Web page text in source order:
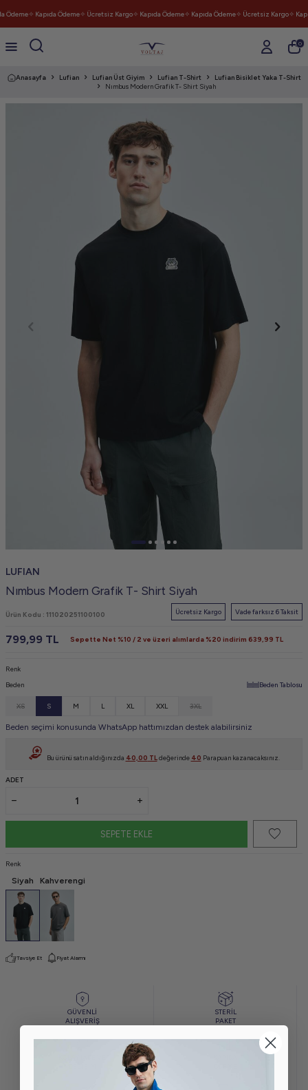
Ödeme✧ Kapıda Ödeme✧ Ücretsiz Kargo✧ Kapıda Ödeme✧ Kapıda Ödeme✧ Ücretsiz Kargo✧
0
Anasayfa Lufian Lufian Üst Giyim Lufian T-Shirt
Lufian Bisiklet Yaka T-Shirt
Nımbus Modern Grafik T- Shirt Siyah
LUFIAN
Nımbus Modern Grafik T- Shirt Siyah
Ürün Kodu : 111020251100100 Ücretsiz Kargo Vade farksız 6 Taksit
799,99 TL Sepette Net %10 / 2 ve üzeri alımlarda %20 indirim 639,99 TL
Renk
Beden Beden Tablosu
XS S M L XL XXL 3XL
Beden seçimi konusunda WhatsApp hattımızdan destek alabilirsiniz
Bu ürünü satın aldığınızda 40,00 TL değerinde 40 Parapuan kazanacaksınız.
ADET
SEPETE EKLE
Renk
Siyah Kahverengi
Tavsiye Et Fiyat Alarmı
GÜVENLİ
ALIŞVERİŞ
STERİL
PAKET